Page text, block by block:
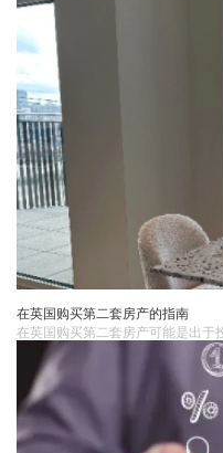
在英国购买第二套房产的指南